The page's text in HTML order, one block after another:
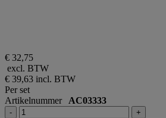
€ 32,75
excl. BTW
€ 39,63 incl. BTW
Per set
Artikelnummer AC03333
- +